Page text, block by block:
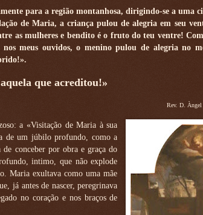
para a região montanhosa, dirigindo-se a uma
de Maria, a criança pulou de alegria em seu
as mulheres e bendito é o fruto do teu ventre!
meus ouvidos, o menino pulou de alegria no
que acreditou!»
Rev. D.
a «Visitação de Maria à sua
de um júbilo profundo, como a
conceber por obra e graça do
intimo, que não explode
Maria exultava como uma mãe
já antes de nascer, peregrinava
no coração e nos braços de